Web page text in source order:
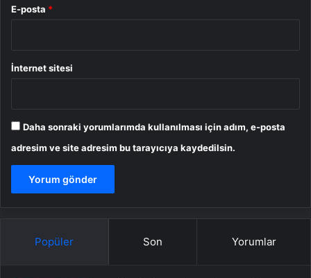
E-posta *
İnternet sitesi
Daha sonraki yorumlarımda kullanılması için adım, e-posta
adresim ve site adresim bu tarayıcıya kaydedilsin.
Popüler Son Yorumlar